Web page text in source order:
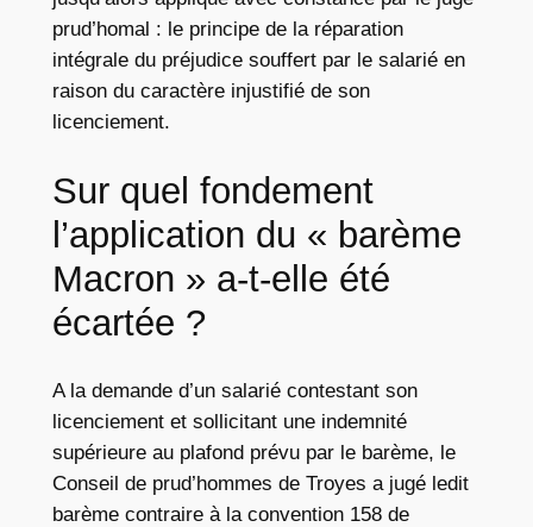
prud’homal : le principe de la réparation
intégrale du préjudice souffert par le salarié en
raison du caractère injustifié de son
licenciement.
Sur quel fondement
l’application du « barème
Macron » a-t-elle été
écartée ?
A la demande d’un salarié contestant son
licenciement et sollicitant une indemnité
supérieure au plafond prévu par le barème, le
Conseil de prud’hommes de Troyes a jugé ledit
barème contraire à la convention 158 de